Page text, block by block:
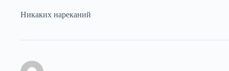
Никаких нареканий